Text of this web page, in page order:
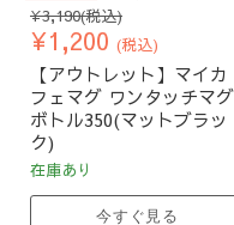
元
の
価
格
¥3,190(税込)
現
在
の
価
格
¥1,200 (税込)
【アウトレット】マイカ
フェマグ ワンタッチマグ
ボトル350(マットブラッ
ク)
在庫あり
今すぐ見る